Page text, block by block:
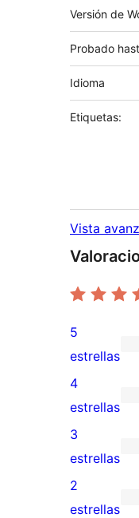
Versión de
Probado
Idioma
Etiquetas:
Vista
11
valoraciones
de
5
estrellas
5
estrellas
0
valoraciones
de
4
estrellas
4
estrellas
1
valoración
de
3
estrellas
0
2
estrellas